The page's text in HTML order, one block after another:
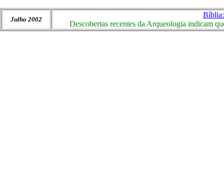
Julho 2002
Bíblia:
Descobertas recentes da Arqueologia indicam